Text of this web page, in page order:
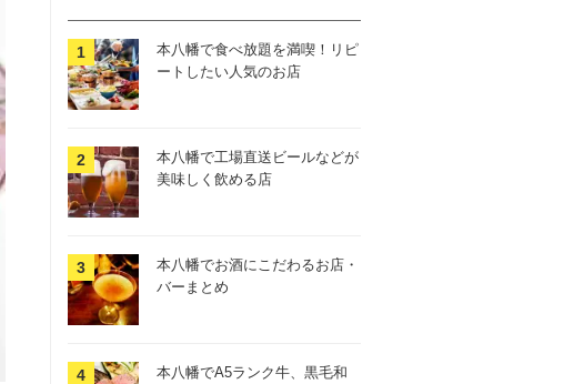
本八幡で食べ放題を満喫！リピ
ートしたい人気のお店
本八幡で工場直送ビールなどが
美味しく飲める店
本八幡でお酒にこだわるお店・
バーまとめ
本八幡でA5ランク牛、黒毛和